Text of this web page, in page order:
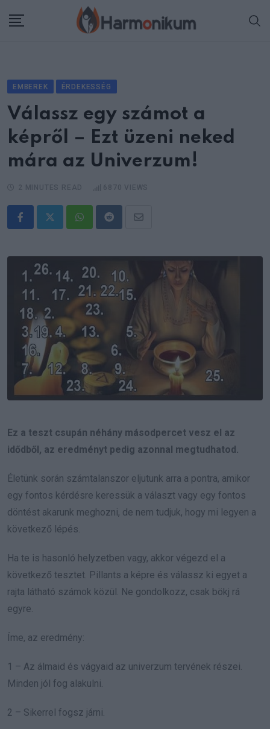
EMBEREK ÉRDEKESSÉG
Válassz egy számot a
képről – Ezt üzeni neked
mára az Univerzum!
WhatsappRedditShare
Email
Ez a teszt csupán néhány másodpercet vesz el az
idődből, az eredményt pedig azonnal megtudhatod.
Életünk során számtalanszor eljutunk arra a pontra, amikor
egy fontos kérdésre keressük a választ vagy egy fontos
döntést akarunk meghozni, de nem tudjuk, hogy mi legyen a
következő lépés.
Ha te is hasonló helyzetben vagy, akkor végezd el a
következő tesztet. Pillants a képre és válassz ki egyet a
rajta látható számok közül. Ne gondolkozz, csak bökj rá
egyre.
Íme, az eredmény:
1 – Az álmaid és vágyaid az univerzum tervének részei.
Minden jól fog alakulni.
2 – Sikerrel fogsz járni.